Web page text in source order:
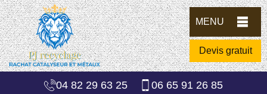
MENU
Devis gratuit
04 82 29 63 25
06 65 91 26 85